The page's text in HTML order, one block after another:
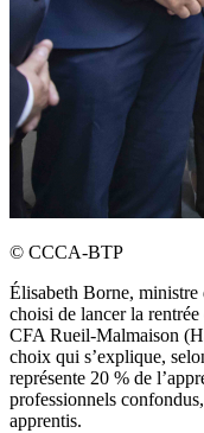
© CCCA-BTP
Élisabeth Borne, ministre
choisi de lancer la
CFA Rueil-Malmaison
choix qui s’explique,
représente 20 % de
professionnels
apprentis.